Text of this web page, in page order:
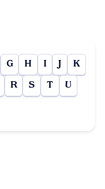
G H I J K
R S T U